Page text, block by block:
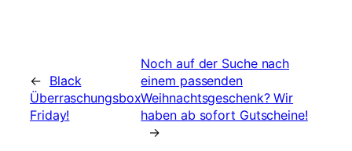
← Black
Überraschungsbox
Friday!
Noch auf der Suche nach
einem passenden
Weihnachtsgeschenk? Wir
haben ab sofort Gutscheine!
→